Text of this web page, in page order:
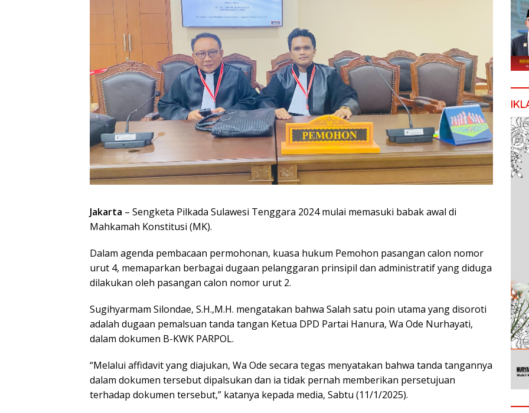
Jakarta – Sengketa Pilkada Sulawesi Tenggara 2024 mulai memasuki babak awal di
Mahkamah Konstitusi (MK).
Dalam agenda pembacaan permohonan, kuasa hukum Pemohon pasangan calon nomor
urut 4, memaparkan berbagai dugaan pelanggaran prinsipil dan administratif yang diduga
dilakukan oleh pasangan calon nomor urut 2.
Sugihyarmam Silondae, S.H.,M.H. mengatakan bahwa Salah satu poin utama yang disoroti
adalah dugaan pemalsuan tanda tangan Ketua DPD Partai Hanura, Wa Ode Nurhayati,
dalam dokumen B-KWK PARPOL.
“Melalui affidavit yang diajukan, Wa Ode secara tegas menyatakan bahwa tanda tangannya
dalam dokumen tersebut dipalsukan dan ia tidak pernah memberikan persetujuan
terhadap dokumen tersebut,” katanya kepada media, Sabtu (11/1/2025).